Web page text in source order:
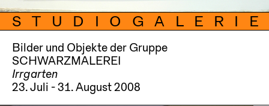
STUDIOGALERIE
Bilder und Objekte der Gruppe
SCHWARZMALEREI
Irrgarten
23. Juli - 31. August 2008